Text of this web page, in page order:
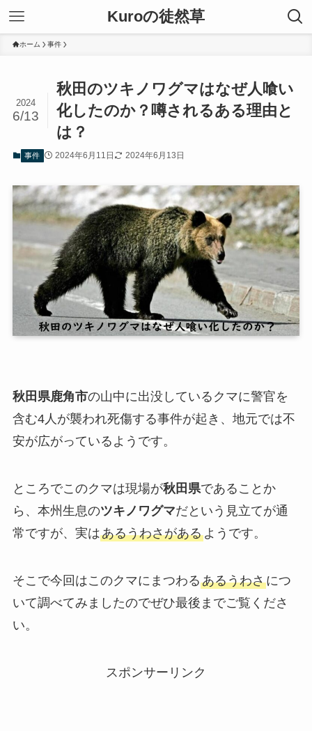
Kuroの徒然草
ホーム 事件
秋田のツキノワグマはなぜ人喰い
化したのか？噂されるある理由と
は？
2024
6/13
事件 2024年6月11日 2024年6月13日
秋田県鹿角市の山中に出没しているクマに警官を
含む4人が襲われ死傷する事件が起き、地元では不
安が広がっているようです。
ところでこのクマは現場が秋田県であることか
ら、本州生息のツキノワグマだという見立てが通
常ですが、実はあるうわさがあるようです。
そこで今回はこのクマにまつわるあるうわさにつ
いて調べてみましたのでぜひ最後までご覧くださ
い。
スポンサーリンク